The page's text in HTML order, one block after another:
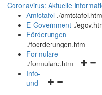
Coronavirus: Aktuelle
Amtstafel ./amtstafel.htm
E-Government ./
Förderungen
./foerderungen.htm
Formulare
./formulare.htm
Navigationsmenü
Info-
und